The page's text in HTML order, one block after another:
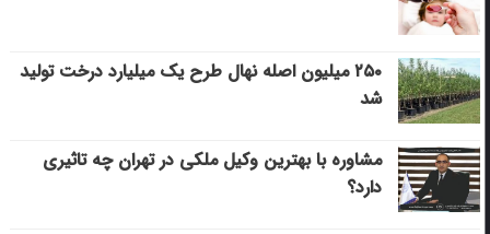
۲۵۰ میلیون اصله نهال طرح یک میلیارد درخت تولید
شد
مشاوره با بهترین وکیل ملکی در تهران چه تاثیری
دارد؟